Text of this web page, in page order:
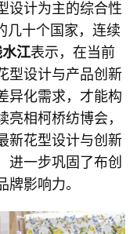
设计为主的综合性
几十个国家，连续
江表示，在当前
型设计与产品创新
异化需求，才能构
相柯桥纺博会，
新花型设计与创新
进一步巩固了布创
影响力。